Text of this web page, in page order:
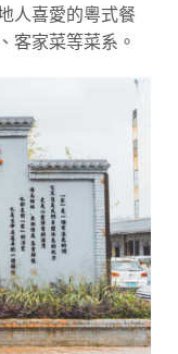
人喜愛的粵式餐
客家菜等菜系。